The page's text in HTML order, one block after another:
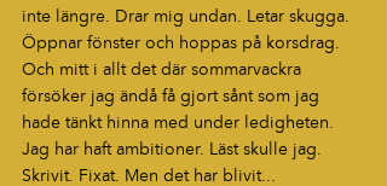
inte längre. Drar mig undan. Letar skugga.
Öppnar fönster och hoppas på korsdrag.
Och mitt i allt det där sommarvackra
försöker jag ändå få gjort sånt som jag
hade tänkt hinna med under ledigheten.
Jag har haft ambitioner. Läst skulle jag.
Skrivit. Fixat. Men det har blivit...